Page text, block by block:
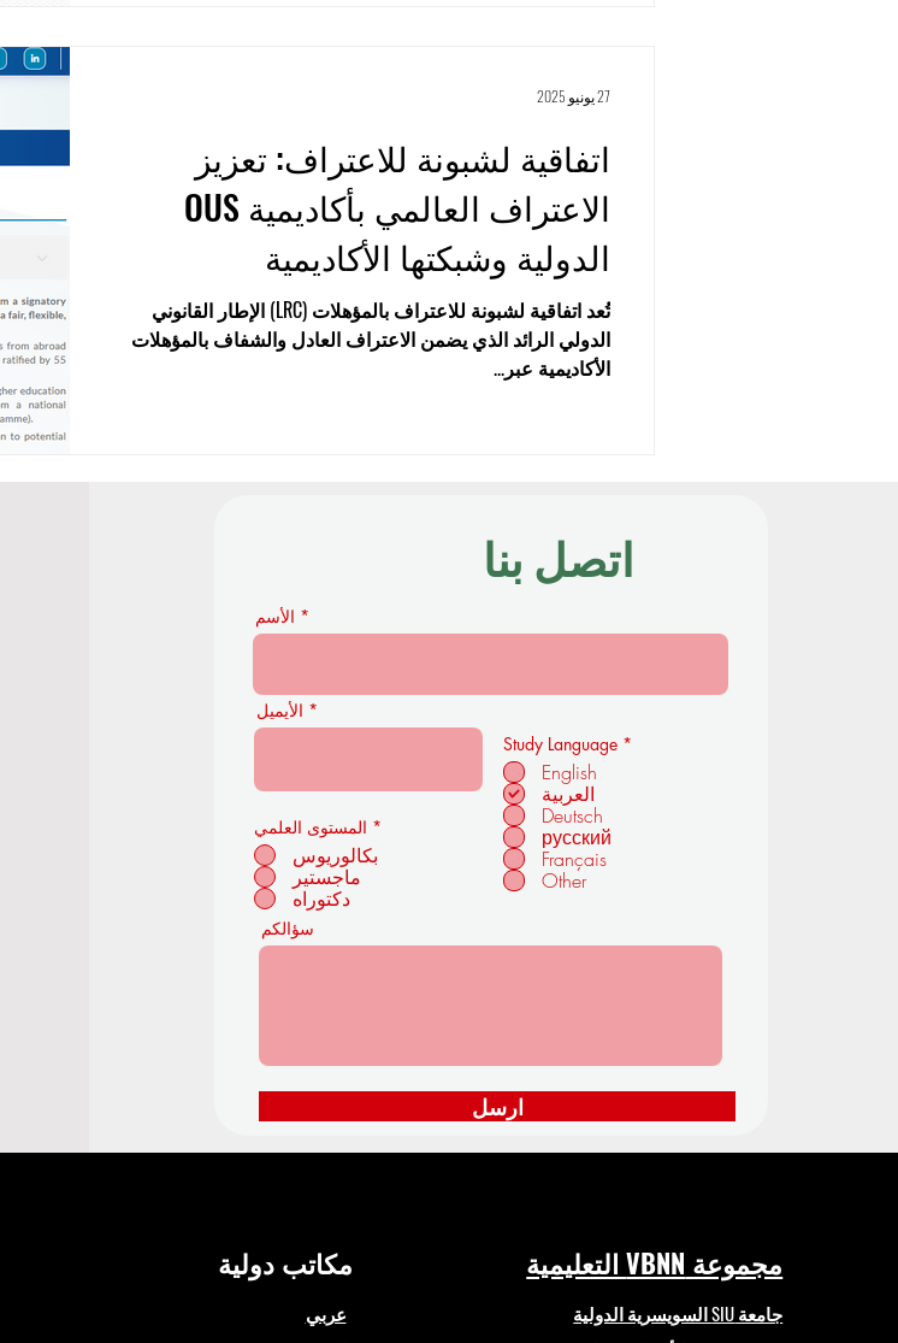
اتفاقية لشبونة للاعتراف: تعزيز
الاعتراف العالمي بأكاديمية OUS
الدولية وشبكتها الأكاديمية
تُعد اتفاقية لشبونة للاعتراف بالمؤهلات (LRC) الإطار القانوني
الدولي الرائد الذي يضمن الاعتراف العادل والشفاف بالمؤهلات
الأكاديمية عبر...
27 يونيو 2025
اتصل بنا
الأسم
الأيميل
المستوى العلمي *
بكالوريوس
ماجستير
دكتوراه
Study Language *
English
العربية
Deutsch
русский
Français
Other
سؤالكم
ارسل
مكاتب دولية
عربي
مجموعة VBNN التعليمية
جامعة SIU السويسرية الدولية